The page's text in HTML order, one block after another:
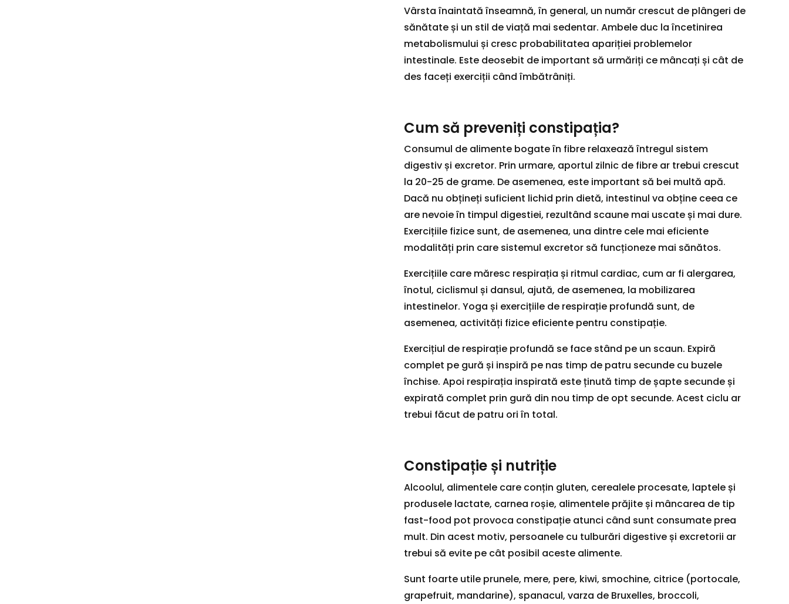
Vârsta înaintată înseamnă, în general, un număr crescut de plângeri de
sănătate și un stil de viață mai sedentar. Ambele duc la încetinirea
metabolismului și cresc probabilitatea apariției problemelor
intestinale. Este deosebit de important să urmăriți ce mâncați și cât de
des faceți exerciții când îmbătrâniți.
Cum să preveniți constipația?
Consumul de alimente bogate în fibre relaxează întregul sistem
digestiv și excretor. Prin urmare, aportul zilnic de fibre ar trebui crescut
la 20-25 de grame. De asemenea, este important să bei multă apă.
Dacă nu obțineți suficient lichid prin dietă, intestinul va obține ceea ce
are nevoie în timpul digestiei, rezultând scaune mai uscate și mai dure.
Exercițiile fizice sunt, de asemenea, una dintre cele mai eficiente
modalități prin care sistemul excretor să funcționeze mai sănătos.
Exercițiile care măresc respirația și ritmul cardiac, cum ar fi alergarea,
înotul, ciclismul și dansul, ajută, de asemenea, la mobilizarea
intestinelor. Yoga și exercițiile de respirație profundă sunt, de
asemenea, activități fizice eficiente pentru constipație.
Exercițiul de respirație profundă se face stând pe un scaun. Expiră
complet pe gură și inspiră pe nas timp de patru secunde cu buzele
închise. Apoi respirația inspirată este ținută timp de șapte secunde și
expirată complet prin gură din nou timp de opt secunde. Acest ciclu ar
trebui făcut de patru ori în total.
Constipație și nutriție
Alcoolul, alimentele care conțin gluten, cerealele procesate, laptele și
produsele lactate, carnea roșie, alimentele prăjite și mâncarea de tip
fast-food pot provoca constipație atunci când sunt consumate prea
mult. Din acest motiv, persoanele cu tulburări digestive și excretorii ar
trebui să evite pe cât posibil aceste alimente.
Sunt foarte utile prunele, mere, pere, kiwi, smochine, citrice (portocale,
grapefruit, mandarine), spanacul, varza de Bruxelles, broccoli,